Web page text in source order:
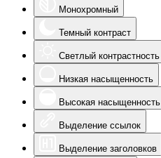
Монохромный
Темный контраст
Светлый контрастность
Низкая насыщенность
Высокая насыщенность
Выделение ссылок
Выделение заголовков